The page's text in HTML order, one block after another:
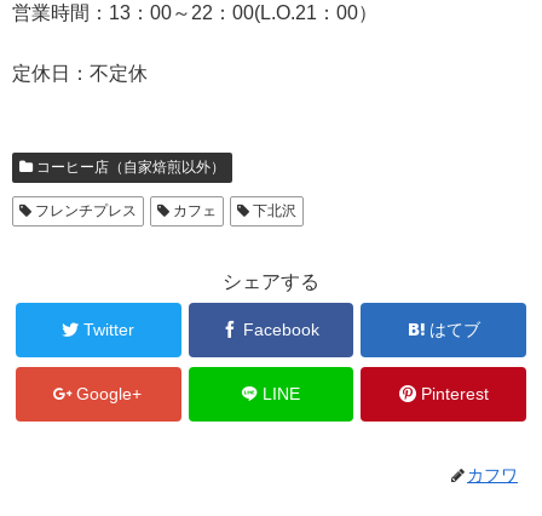
営業時間：13：00～22：00(L.O.21：00）
定休日：不定休
コーヒー店（自家焙煎以外）
フレンチプレス カフェ 下北沢
シェアする
Twitter Facebook はてブ
Google+ LINE Pinterest
カフワ